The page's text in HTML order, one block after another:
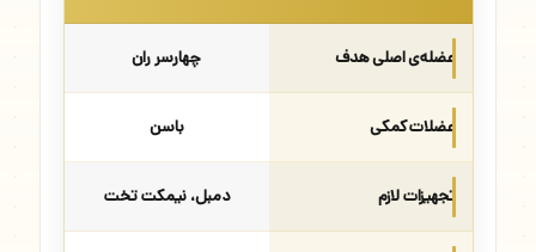
عضله‌ی اصلی هدف چهارسر ران
عضلات کمکی باسن
تجهیزات لازم دمبل، نیمکت تخت